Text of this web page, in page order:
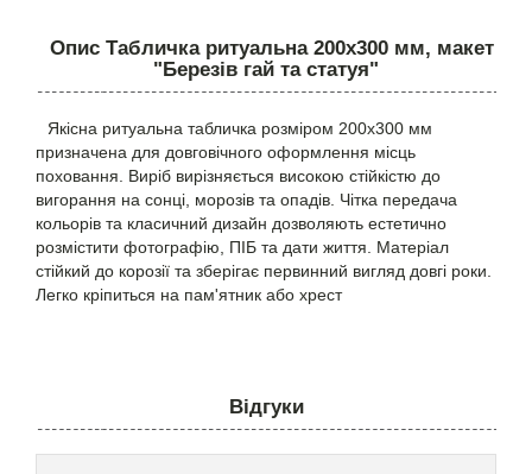
Опис Табличка ритуальна 200х300 мм, макет
"Березів гай та статуя"
Якісна ритуальна табличка розміром 200х300 мм
призначена для довговічного оформлення місць
поховання. Виріб вирізняється високою стійкістю до
вигорання на сонці, морозів та опадів. Чітка передача
кольорів та класичний дизайн дозволяють естетично
розмістити фотографію, ПІБ та дати життя. Матеріал
стійкий до корозії та зберігає первинний вигляд довгі роки.
Легко кріпиться на пам'ятник або хрест
Відгуки